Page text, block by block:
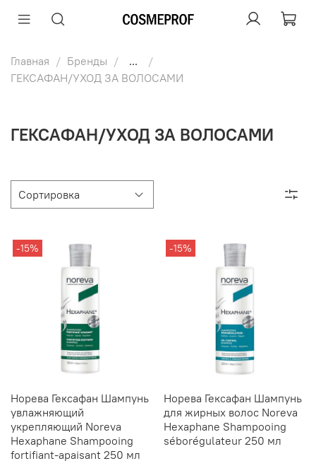
Главная Бренды
...
ГЕКСАФАН/УХОД ЗА ВОЛОСАМИ
ГЕКСАФАН/УХОД ЗА ВОЛОСАМИ
-15%
Норева Гексафан Шампунь
увлажняющий
укрепляющий Noreva
Hexaphane Shampooing
fortifiant-apaisant 250 мл
-15%
Норева Гексафан Шампунь
для жирных волос Noreva
Hexaphane Shampooing
séborégulateur 250 мл